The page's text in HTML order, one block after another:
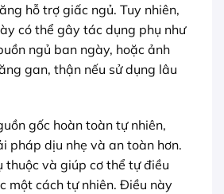
hỗ trợ giấc ngủ. Tuy nhiên,
có thể gây tác dụng phụ như
ngủ ban ngày, hoặc ảnh
gan, thận nếu sử dụng lâu
gốc hoàn toàn tự nhiên,
pháp dịu nhẹ và an toàn hơn.
thuộc và giúp cơ thể tự điều
một cách tự nhiên. Điều này